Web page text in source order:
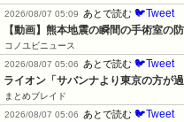
2026/08/07 05:09 あとで読む 🐦Tweet
【動画】熊本地震の瞬間の手術室の
コノユビニュース
2026/08/07 05:06 あとで読む 🐦Tweet
ライオン「サバンナより東京の方が
まとめブレイド
2026/08/07 05:06 あとで読む 🐦Tweet